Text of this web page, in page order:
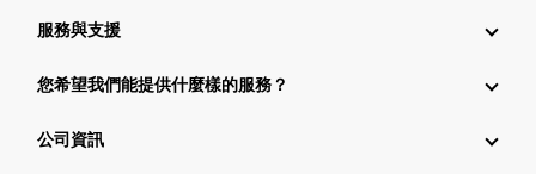
服務與支援
您希望我們能提供什麼樣的服務？
公司資訊